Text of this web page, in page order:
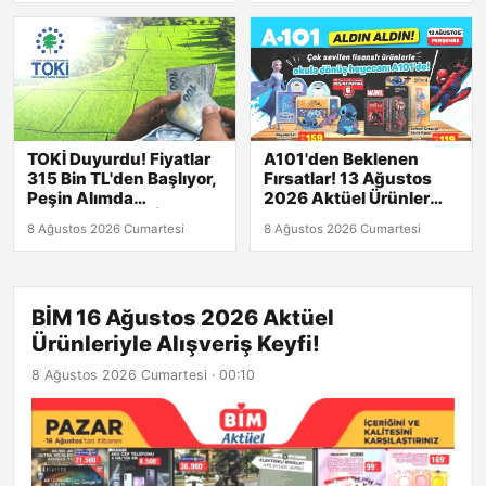
TOKİ Duyurdu! Fiyatlar
315 Bin TL'den Başlıyor,
Peşin Alımda
8 Ağustos 2026 Cumartesi
A101'den Beklenen
Fırsatlar! 13 Ağustos
2026 Aktüel Ürünler
8 Ağustos 2026 Cumartesi
BİM 16 Ağustos 2026 Aktüel
Ürünleriyle Alışveriş Keyfi!
8 Ağustos 2026 Cumartesi · 00:10